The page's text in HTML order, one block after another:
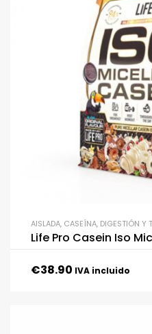
AISLADA, CASEÍNA, DIGESTIÓN Y
Life Pro Casein Iso
€38.90 IVA incluido